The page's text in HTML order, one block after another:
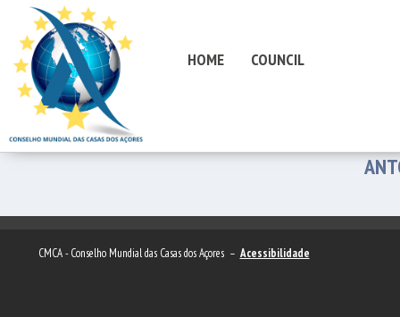
HOME COUNCIL
CMCA - Conselho Mundial das Casas dos Açores – Acessibilidade